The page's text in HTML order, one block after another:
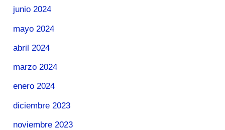
junio 2024
mayo 2024
abril 2024
marzo 2024
enero 2024
diciembre 2023
noviembre 2023